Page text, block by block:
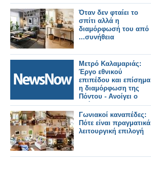
Όταν δεν φταίει το
σπίτι αλλά η
διαμόρφωσή του από
...συνήθεια
Μετρό Καλαμαριάς:
Έργο εθνικού
επιπέδου και επίσημα
η διαμόρφωση της
Πόντου - Ανοίγει ο
δρόμος για τη
δημοπράτηση
Γωνιακοί καναπέδες:
Πότε είναι πραγματικά
λειτουργική επιλογή